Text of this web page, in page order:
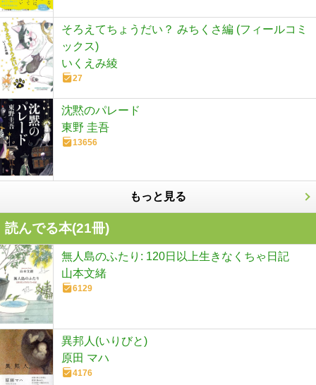
そろえてちょうだい？ みちくさ編 (フィールコミ
ックス)
いくえみ綾
27
沈黙のパレード
東野 圭吾
13656
もっと見る
読んでる本(21冊)
無人島のふたり: 120日以上生きなくちゃ日記
山本文緒
6129
異邦人(いりびと)
原田 マハ
4176